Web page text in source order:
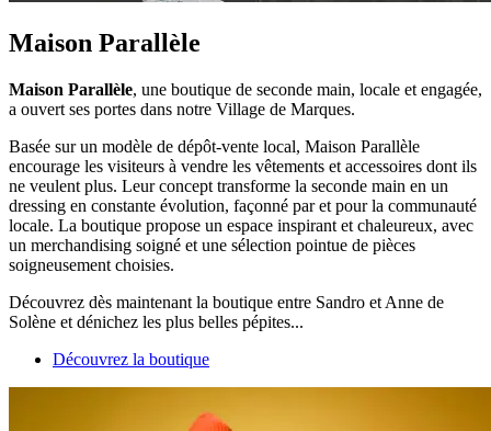
Maison Parallèle
Maison Parallèle, une boutique de seconde main, locale et engagée,
a ouvert ses portes dans notre Village de Marques.
Basée sur un modèle de dépôt-vente local, Maison Parallèle
encourage les visiteurs à vendre les vêtements et accessoires dont ils
ne veulent plus. Leur concept transforme la seconde main en un
dressing en constante évolution, façonné par et pour la communauté
locale. La boutique propose un espace inspirant et chaleureux, avec
un merchandising soigné et une sélection pointue de pièces
soigneusement choisies.
Découvrez dès maintenant la boutique entre Sandro et Anne de
Solène et dénichez les plus belles pépites...
Découvrez la boutique